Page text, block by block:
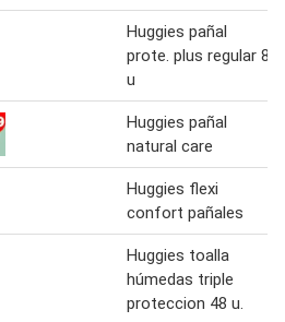
Huggies pañal
prote. plus regular 8
u
Huggies pañal
natural care
Huggies flexi
confort pañales
Huggies toalla
húmedas triple
proteccion 48 u.